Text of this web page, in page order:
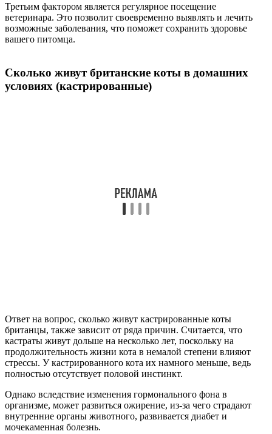
Третьим фактором является регулярное посещение
ветеринара. Это позволит своевременно выявлять и лечить
возможные заболевания, что поможет сохранить здоровье
вашего питомца.
Сколько живут британские коты в домашних
условиях (кастрированные)
Ответ на вопрос, сколько живут кастрированные коты
британцы, также зависит от ряда причин. Считается, что
кастраты живут дольше на несколько лет, поскольку на
продолжительность жизни кота в немалой степени влияют
стрессы. У кастрированного кота их намного меньше, ведь
полностью отсутствует половой инстинкт.
Однако вследствие изменения гормонального фона в
организме, может развиться ожирение, из-за чего страдают
внутренние органы животного, развивается диабет и
мочекаменная болезнь.